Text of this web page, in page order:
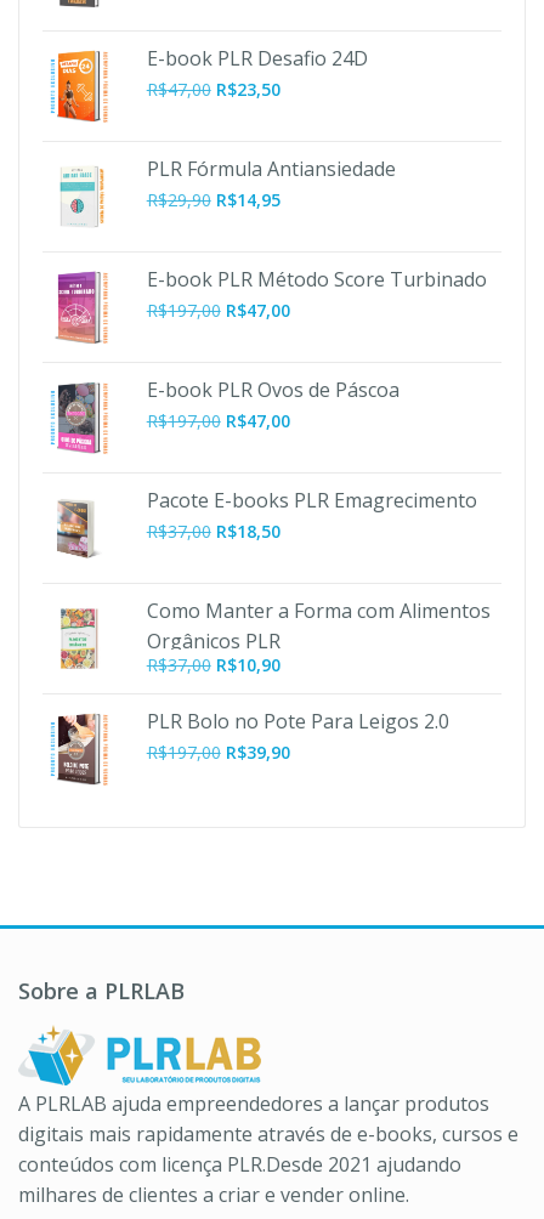
era:
R$47,00.
é:
R$10,90.
E-book PLR Desafio 24D
R$47,00 R$23,50
PLR Fórmula Antiansiedade
R$29,90 R$14,95
E-book PLR Método Score Turbinado
R$197,00 O
era:
R$197,00.
R$47,00O
é:
R$47,00.
E-book PLR Ovos de Páscoa
R$197,00 O
era:
R$197,00.
R$47,00O
é:
Pacote E-books PLR Emagrecimento
R$37,00 R$18,50
Como Manter a Forma com Alimentos
Orgânicos PLR
R$37,00 O
original
era:
R$37,00.
R$10,90O
atual
PLR Bolo no Pote Para Leigos 2.0
R$197,00 O
R$39,90O
Sobre a PLRLAB
A PLRLAB ajuda empreendedores a lançar produtos
digitais mais rapidamente através de e-books, cursos e
conteúdos com licença PLR.Desde 2021 ajudando
milhares de clientes a criar e vender online.